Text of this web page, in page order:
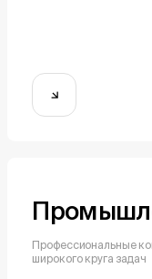
Профессиональные
широкого круга задач
О